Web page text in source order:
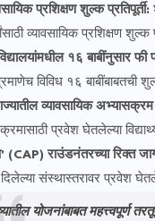
प्रशिक्षण शुल्क प्रतिपूर्ती:
व्यावसायिक प्रशिक्षण
१६ बाबींनुसार फी
विविध १६
व्यावसायिक
प्रवेश घेतलेल्या
(CAP) राउंडनंतरच्या रिक्त
संस्थास्तरावर प्रवेश
योजनांबाबत महत्त्वपूर्ण